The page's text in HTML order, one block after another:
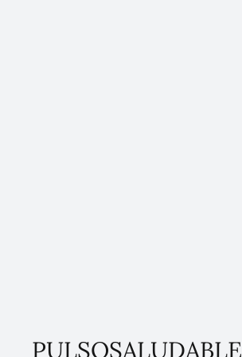
PULSOSALUDABLE